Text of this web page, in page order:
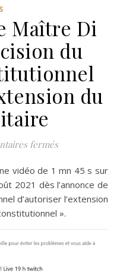
Maître Di
du
du
ferméssur La réaction
2021 dès l’annonce de
d’autoriser l’extension
».